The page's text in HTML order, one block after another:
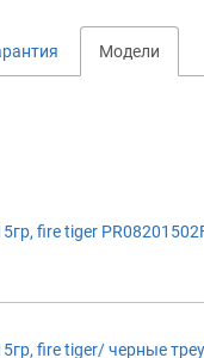
Модели
fire tiger
fire tiger/ черные